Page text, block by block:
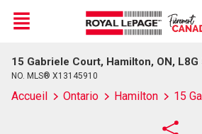
Live
En Direct
Menu
15 Gabriele Court, Hamilton, ON, L8G
NO. MLS® X13145910
Accueil Ontario Hamilton 15